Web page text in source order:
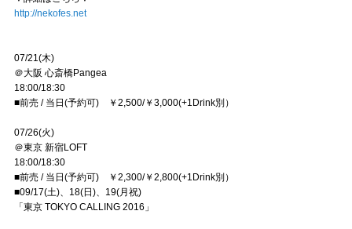
http://nekofes.net
07/21(木)
＠大阪 心斎橋Pangea
18:00/18:30
■前売 / 当日(予約可) ￥2,500/￥3,000(+1Drink別）
07/26(火)
＠東京 新宿LOFT
18:00/18:30
■前売 / 当日(予約可) ￥2,300/￥2,800(+1Drink別）
■09/17(土)、18(日)、19(月祝)
「東京 TOKYO CALLING 2016」